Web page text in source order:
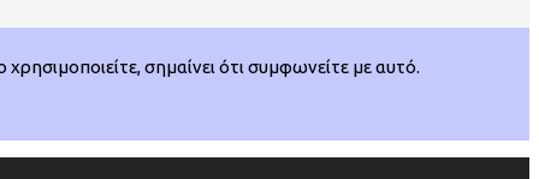
σημαίνει ότι συμφωνείτε με αυτό.